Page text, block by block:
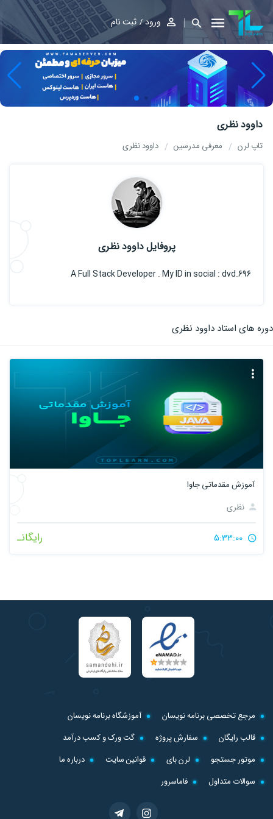
ورود ثبت نام
داوود نظری
تاپ لرن معرفی مدرسین داوود نظری
پروفایل داوود نظری
A Full Stack Developer . My ID in social : dvd.696
دوره های استاد داوود نظری
آموزش مقدماتی جاوا
نظری
رایگانـ
مرجع تخصصی برنامه نویسان
آموزشگاه برنامه نویسان
قالب رایگان
سفارش پروژه
گت ورک و کسب درآمد
موتور جستجو
لرن بای قوانین سایت
درباره ما
سوالات متداول
فاماسرور